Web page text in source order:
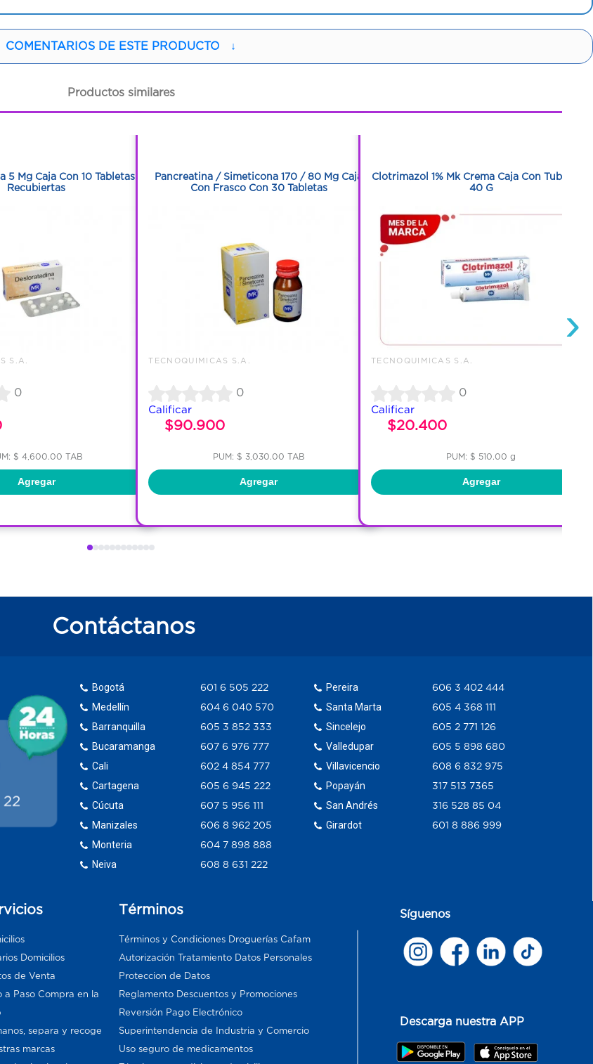
COMENTARIOS DE ESTE PRODUCTO ↓
Productos similares
5 Mg Caja Con 10 Tabletas
Recubiertas
S.A.
0
$ 4,600.00 TAB
Agregar
Pancreatina / Simeticona 170 / 80 Mg Caja
Con Frasco Con 30 Tabletas
TECNOQUIMICAS S.A.
0
Calificar
$90.900
PUM: $ 3,030.00 TAB
Agregar
Clotrimazol 1% Mk Crema Caja Con Tubo Con
40 G
TECNOQUIMICAS S.A.
0
Calificar
$20.400
PUM: $ 510.00 g
Agregar
›
Contáctanos
Bogotá
Medellín
Barranquilla
Bucaramanga
Cali
Cartagena
Cúcuta
Manizales
Monteria
Neiva
601 6 505 222
604 6 040 570
605 3 852 333
607 6 976 777
602 4 854 777
605 6 945 222
607 5 956 111
606 8 962 205
604 7 898 888
608 8 631 222
Pereira
Santa Marta
Sincelejo
Valledupar
Villavicencio
Popayán
San Andrés
Girardot
606 3 402 444
605 4 368 111
605 2 771 126
605 5 898 680
608 6 832 975
317 513 7365
316 528 85 04
601 8 886 999
Domicilios
de Venta
a Paso Compra en la
separa y recoge
marcas
Términos
Términos y Condiciones Droguerías Cafam
Autorización Tratamiento Datos Personales
Proteccion de Datos
Reglamento Descuentos y Promociones
Reversión Pago Electrónico
Superintendencia de Industria y Comercio
Uso seguro de medicamentos
Síguenos
Descarga nuestra APP